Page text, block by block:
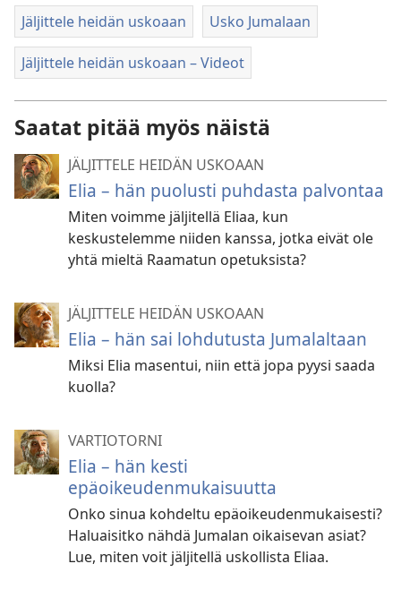
Jäljittele heidän uskoaan Usko Jumalaan
Jäljittele heidän uskoaan – Videot
Saatat pitää myös näistä
JÄLJITTELE HEIDÄN USKOAAN
Elia – hän puolusti puhdasta palvontaa
Miten voimme jäljitellä Eliaa, kun
keskustelemme niiden kanssa, jotka eivät ole
yhtä mieltä Raamatun opetuksista?
JÄLJITTELE HEIDÄN USKOAAN
Elia – hän sai lohdutusta Jumalaltaan
Miksi Elia masentui, niin että jopa pyysi saada
kuolla?
VARTIOTORNI
Elia – hän kesti
epäoikeudenmukaisuutta
Onko sinua kohdeltu epäoikeudenmukaisesti?
Haluaisitko nähdä Jumalan oikaisevan asiat?
Lue, miten voit jäljitellä uskollista Eliaa.